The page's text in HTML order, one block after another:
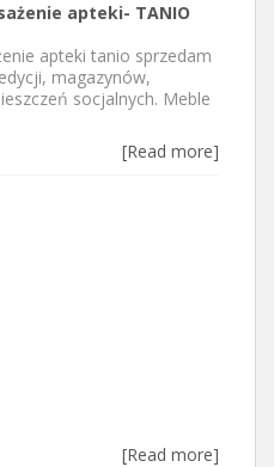
apteki- TANIO
apteki tanio sprzedam
magazynów,
socjalnych. Meble
[Read more]
[Read more]